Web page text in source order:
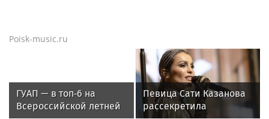
Poisk-music.ru
ГУАП — в топ‑6 на
Всероссийской летней
Певица Сати Казанова
рассекретила